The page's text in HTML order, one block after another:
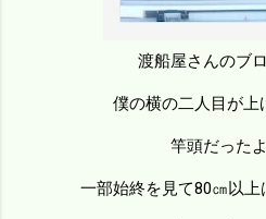
渡船屋さんのブ
僕の横の二人目が上
竿頭だったよ
一部始終を見て80㎝以